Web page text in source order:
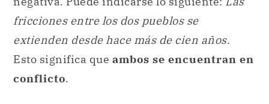
fricciones entre los dos pueblos se
extienden desde hace más de cien años.
Esto significa que ambos se encuentran en
conflicto.